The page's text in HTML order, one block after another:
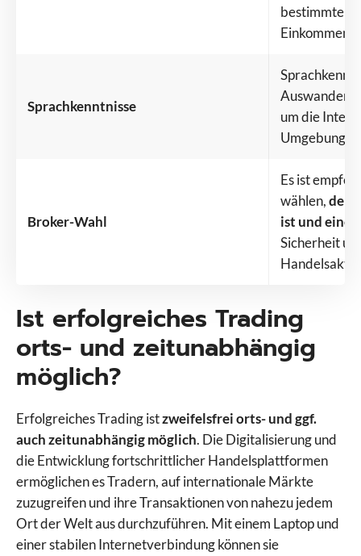
bestimmten
Einkommen
Sprachkenntnisse
um die
Umgebung
Broker-Wahl
Es ist
wählen,der
ist und
Sicherheit
Ist erfolgreiches Trading
orts- und zeitunabhängig
möglich?
Erfolgreiches Trading istzweifelsfrei orts- und ggf.
auch zeitunabhängig möglich. Die Digitalisierung und
die Entwicklung fortschrittlicher Handelsplattformen
ermöglichen es Tradern, auf internationale Märkte
zuzugreifen und ihre Transaktionen von nahezu jedem
Ort der Welt aus durchzuführen. Mit einem Laptop und
einer stabilen Internetverbindung können sie